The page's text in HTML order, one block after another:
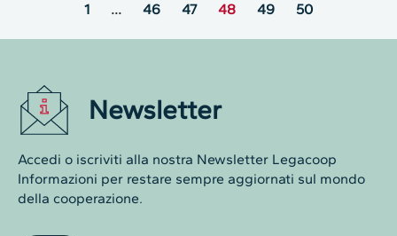
1 … 46 47 48 49 50
Newsletter
Accedi o iscriviti alla nostra Newsletter Legacoop
Informazioni per restare sempre aggiornati sul mondo
della cooperazione.